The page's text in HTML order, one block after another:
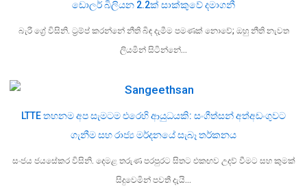
ඩොලර් බිලියන 2.2ක් සාක්කුවේ දමාගනී
බැරී ග්‍රේ විසිනි. ට්‍රම්ප් කරන්නේ නීති බිඳ දැමීම පමණක් නොවේ; ඔහු නීති නැවත
ලියමින් සිටින්නේ…
LTTE තහනම අප සැමටම එරෙහි ආයුධයකි: සංගීත්සන් අත්අඩංගුවට
ගැනීම සහ රාජ්‍ය මර්දනයේ සැබෑ තර්කනය
සංජය ජයසේකර විසිනි. දෙමළ තරුණ පරපුරට සිතට එකඟව උදව් වීමට සහ කුමක්
සිදුවෙමින් පවතී දැයි…